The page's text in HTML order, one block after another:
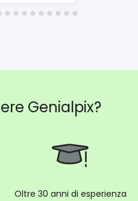
Genialpix?
Oltre 30 anni di esperienza